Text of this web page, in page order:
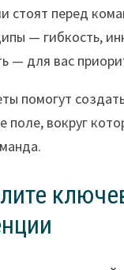
стоят перед
— гибкость,
— для вас
помогут
вокруг